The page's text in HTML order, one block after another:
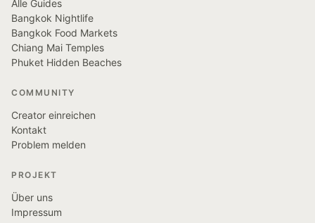
Alle Guides
Bangkok Nightlife
Bangkok Food Markets
Chiang Mai Temples
Phuket Hidden Beaches
COMMUNITY
Creator einreichen
Kontakt
Problem melden
PROJEKT
Über uns
Impressum